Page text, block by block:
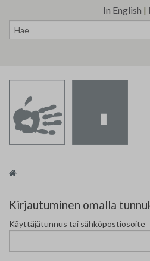
In English |
sisältöön
Taidemaalariliitto
Näyttelytoiminta
Tarvikevälitys
Kirjautuminen omalla
Käyttäjätunnus tai sähköpostiosoite